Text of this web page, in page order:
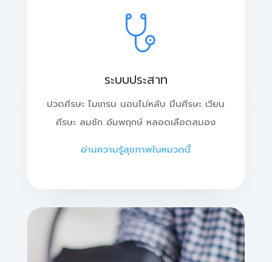
ระบบประสาท
ปวดศีรษะ ไมเกรน นอนไม่หลับ มึนศีรษะ เวียน
ศีรษะ ลมชัก อัมพฤกษ์ หลอดเลือดสมอง
อ่านความรู้สุขภาพในหมวดนี้